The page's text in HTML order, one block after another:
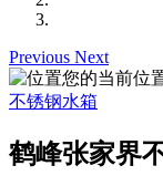
Previous Next
您的当前位
不锈钢水箱
鹤峰张家界